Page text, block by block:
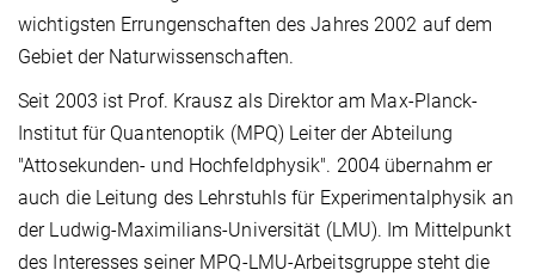
wichtigsten Errungenschaften des Jahres 2002 auf dem
Gebiet der Naturwissenschaften.
Seit 2003 ist Prof. Krausz als Direktor am Max-Planck-
Institut für Quantenoptik (MPQ) Leiter der Abteilung
"Attosekunden- und Hochfeldphysik". 2004 übernahm er
auch die Leitung des Lehrstuhls für Experimentalphysik an
der Ludwig-Maximilians-Universität (LMU). Im Mittelpunkt
des Interesses seiner MPQ-LMU-Arbeitsgruppe steht die